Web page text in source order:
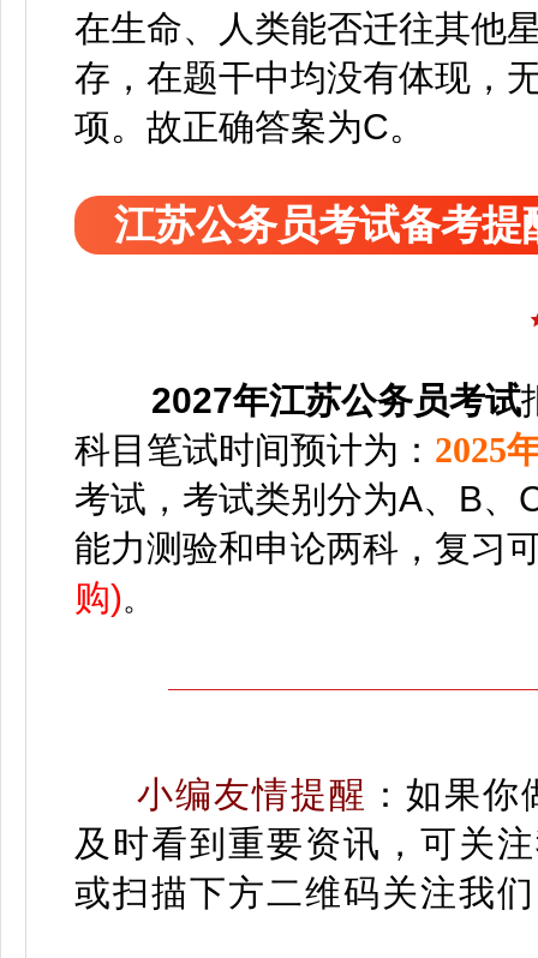
在生命、人类能否迁往其他
存，在题干中均没有体现，
项。故正确答案为C。
江苏公务员考试备考提
2027年江苏公务员考试
科目 笔试时间预计为： 2025
考试，考试类别分为A、B、
能力测验和申论两科， 复习
购)。
小编友情提醒 ： 如果你
及时看到重要资讯，可关
或扫描下方二维码关注我